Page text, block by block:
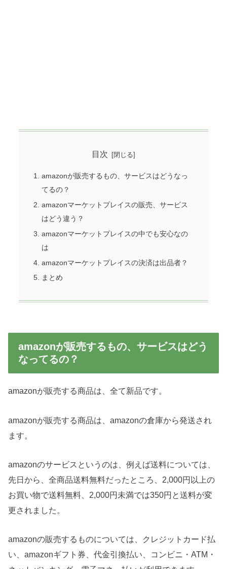
目次
amazonが販売するもの、サービスはどうなっ
てるの？
amazonマーケットプレイスの販売、サービス
はどう違う？
amazonマーケットプレイスの中でも安心なの
は
amazonマーケットプレイスの決済は出品者？
まとめ
amazonが販売するもの、サービスはどう
なってるの？
amazonが販売する商品は、全て新品です。
amazonが販売する商品は、amazonの倉庫から発送され
ます。
amazonのサービスというのは、例えば送料については、
先日から、全商品送料無料だったところ、2,000円以上の
お買い物で送料無料、2,000円未満では350円と送料が変
更されました。
amazonの販売するものについては、クレジットカード払
い、amazonギフト券、代金引換払い、コンビニ・ATM・